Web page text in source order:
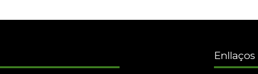
Enllaços